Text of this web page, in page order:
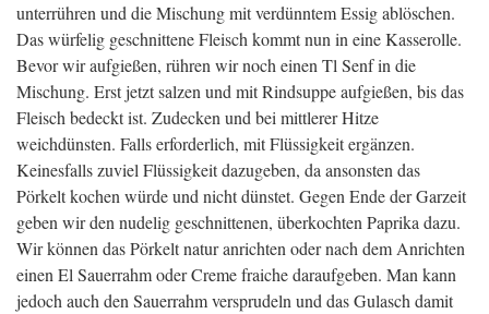
unterrühren und die Mischung mit verdünntem Essig ablöschen.
Das würfelig geschnittene Fleisch kommt nun in eine Kasserolle.
Bevor wir aufgießen, rühren wir noch einen Tl Senf in die
Mischung. Erst jetzt salzen und mit Rindsuppe aufgießen, bis das
Fleisch bedeckt ist. Zudecken und bei mittlerer Hitze
weichdünsten. Falls erforderlich, mit Flüssigkeit ergänzen.
Keinesfalls zuviel Flüssigkeit dazugeben, da ansonsten das
Pörkelt kochen würde und nicht dünstet. Gegen Ende der Garzeit
geben wir den nudelig geschnittenen, überkochten Paprika dazu.
Wir können das Pörkelt natur anrichten oder nach dem Anrichten
einen El Sauerrahm oder Creme fraiche daraufgeben. Man kann
jedoch auch den Sauerrahm versprudeln und das Gulasch damit